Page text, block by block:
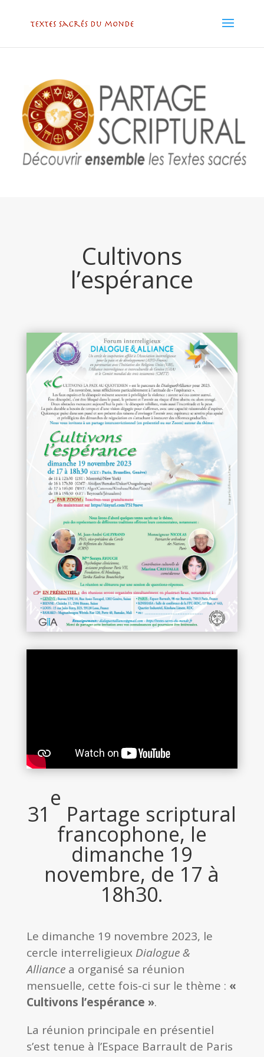
Cultivons
l’espérance
31
e
Partage scriptural
francophone, le
dimanche 19
novembre, de 17 à
18h30.
Le dimanche 19 novembre 2023, le
cercle interreligieux Dialogue &
Alliancea organisé sa réunion
mensuelle, cette fois-ci sur le thème : «
Cultivons l’espérance ».
La réunion principale en présentiel
s’est tenue à l’Espace Barrault de Paris